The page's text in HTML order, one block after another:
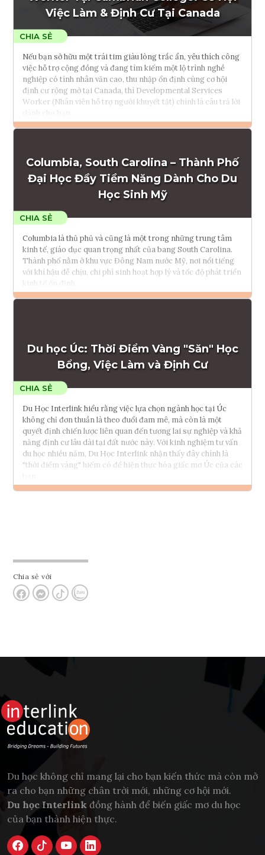
Việc Làm & Định Cư Tại Canada
Nếu bạn sở hữu một trái tim giàu lòng trắc ẩn, yêu thích công
việc hỗ trợ cộng đồng và đang tìm kiếm một lộ trình nghề
nghiệp có tính nhân văn cao, thu nhập ổn định cùng cơ hội
định cư rộng mở tại Canada, thì Developmental Services
Worker (Nhân viên hỗ trợ người khuyết tật) chính là câu trả lời
Tham vấn Interlink
Columbia, South Carolina – Thành Phố
Đại Học Đầy Tiềm Năng Dành Cho Du
Học Sinh Mỹ
Columbia là thủ phủ và cũng là một trong những trung tâm
kinh tế, giáo dục quan trọng nhất của bang South Carolina.
Thành phố nằm ở khu vực Đông Nam nước Mỹ, nơi nổi tiếng
với khí hậu dễ chịu, chi phí sinh hoạt hợp lý và tốc độ phát triển
kinh tế ổn định.
Tham vấn Interlink
Du học Úc: Thời Điểm Vàng "Săn" Học
Bổng, Việc Làm và Định Cư
Du Học Interlink hiểu rằng việc lựa chọn ngành học tại Úc
không chỉ đơn thuần là theo đuổi đam mê, mà còn là một
quyết định chiến lược liên quan đến tương lai sự nghiệp và khả
năng định cư lâu dài tại đất nước này. Với kinh nghiệm tư vấn
du học nhiều năm, Du Học Interlink nhận thấy đây chính là
"thời điểm vàng" hiếm có để hiện thực hóa giấc mơ Úc của các
Chia sẻ với
Du học không chỉ mang lại cho bạn kiến thức mà còn mở
ra cho bạn những chân trời mới, những cơ hội mới.
Du học Interlink đồng hành để biến giấc mơ du học
của bạn thành hiện thực.